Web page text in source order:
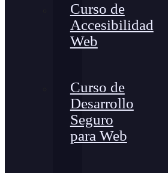
Curso de
Accesibilidad
Web
Curso de
Desarrollo
Seguro
para Web